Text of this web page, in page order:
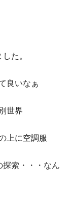
た。
良いなぁ
世界
上に空調服
探索・・・なん